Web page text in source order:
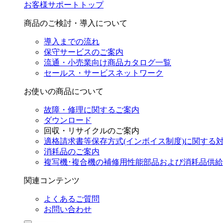
お客様サポートトップ
商品のご検討・導入について
導入までの流れ
保守サービスのご案内
流通・小売業向け商品カタログ一覧
セールス・サービスネットワーク
お使いの商品について
故障・修理に関するご案内
ダウンロード
回収・リサイクルのご案内
適格請求書等保存方式(インボイス制度)に関する
消耗品のご案内
複写機･複合機の補修用性能部品および消耗品供
関連コンテンツ
よくあるご質問
お問い合わせ